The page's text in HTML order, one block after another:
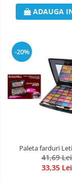
Odorizant Camera
Rezerva
Rezerva
ADAUGA
-20%
Paleta farduri
41,69 Lei
33,35 Lei